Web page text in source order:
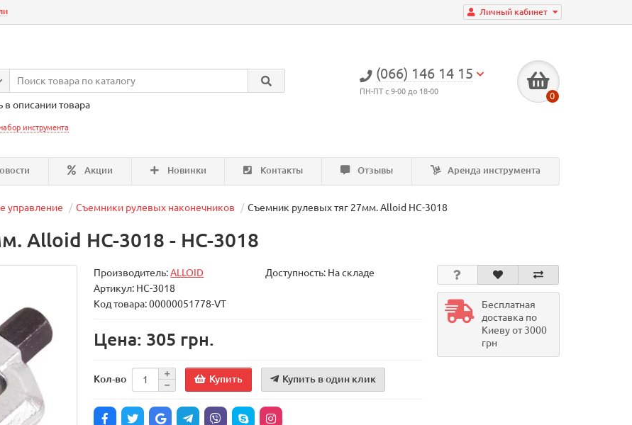
Личный кабинет
(066) 146 14 15
ПН-ПТ с 9-00 до 18-00 0
в описании товара
инструмента
Акции Новинки Контакты Отзывы Аренда инструмента
управление Съемники рулевых наконечников Съемник рулевых тяг 27мм. Alloid НС-3018
Alloid НС-3018 - НС-3018
Производитель:ALLOID
Доступность: На складе
Артикул: НС-3018
Код товара: 00000051778-VT
Цена: 305 грн.
Кол-во Купить Купить в один клик
Бесплатная
доставка по
Киеву от 3000
грн